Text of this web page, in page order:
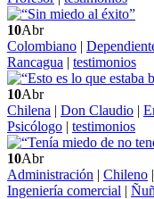
10Abr
Colombiano |
Rancagua | testimonios
10Abr
Chilena | Don Claudio |
Psicólogo | testimonios
10Abr
Administración | Chileno |
Ingeniería comercial |